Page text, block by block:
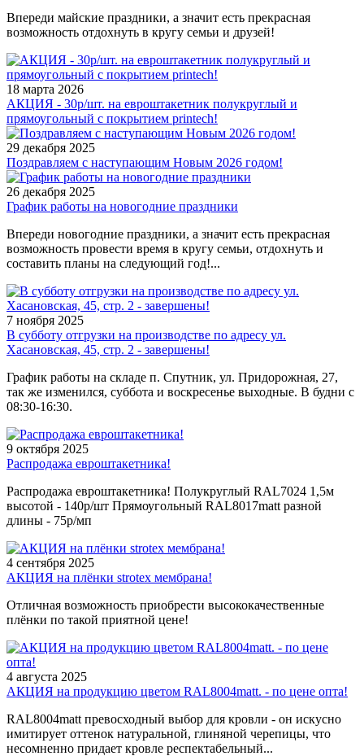
Впереди майские праздники, а значит есть прекрасная
возможность отдохнуть в кругу семьи и друзей!
18 марта 2026
АКЦИЯ - 30р/шт. на евроштакетник полукруглый и
прямоугольный с покрытием printech!
29 декабря 2025
Поздравляем с наступающим Новым 2026 годом!
26 декабря 2025
График работы на новогодние праздники
Впереди новогодние праздники, а значит есть прекрасная
возможность провести время в кругу семьи, отдохнуть и
составить планы на следующий год!...
7 ноября 2025
В субботу отгрузки на производстве по адресу ул.
Хасановская, 45, стр. 2 - завершены!
График работы на складе п. Спутник, ул. Придорожная, 27,
так же изменился, суббота и воскресенье выходные. В будни с
08:30-16:30.
9 октября 2025
Распродажа евроштакетника!
Распродажа евроштакетника! Полукруглый RAL7024 1,5м
высотой - 140р/шт Прямоугольный RAL8017matt разной
длины - 75р/мп
4 сентября 2025
АКЦИЯ на плёнки strotex мембрана!
Отличная возможность приобрести высококачественные
плёнки по такой приятной цене!
4 августа 2025
АКЦИЯ на продукцию цветом RAL8004matt. - по цене опта!
RAL8004matt превосходный выбор для кровли - он искусно
имитирует оттенок натуральной, глиняной черепицы, что
несомненно придает кровле респектабельный...